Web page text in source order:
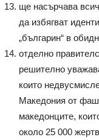
ще насърчава
да избягват
„българин“ в
отделно
решително
които
Македония от
македонците,
около 25 000